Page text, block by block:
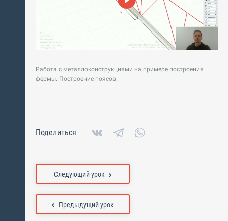
Работа с металлоконструкциями на примере построения
фермы. Построение поясов.
Поделиться
Предыдущий урок
Следующий урок